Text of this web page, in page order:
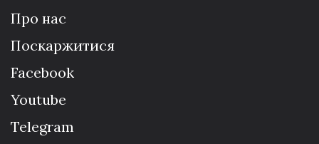
Про нас
Поскаржитися
Facebook
Youtube
Telegram